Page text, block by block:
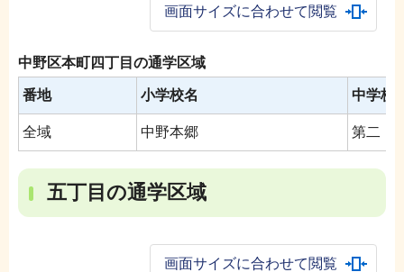
画面サイズに合わせて閲覧
中野区本町四丁目の通学区域
番地 小学校名 中学校
全域 中野本郷 第二
五丁目の通学区域
画面サイズに合わせて閲覧